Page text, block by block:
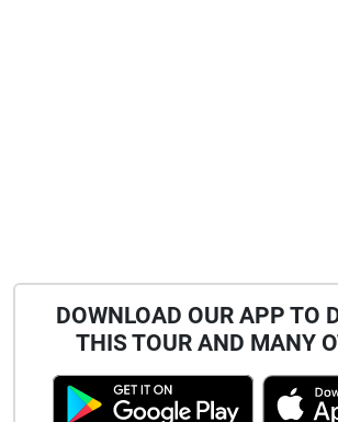
DOWNLOAD OUR APP TO
THIS TOUR AND MANY